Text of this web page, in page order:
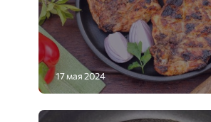
17 мая 2024